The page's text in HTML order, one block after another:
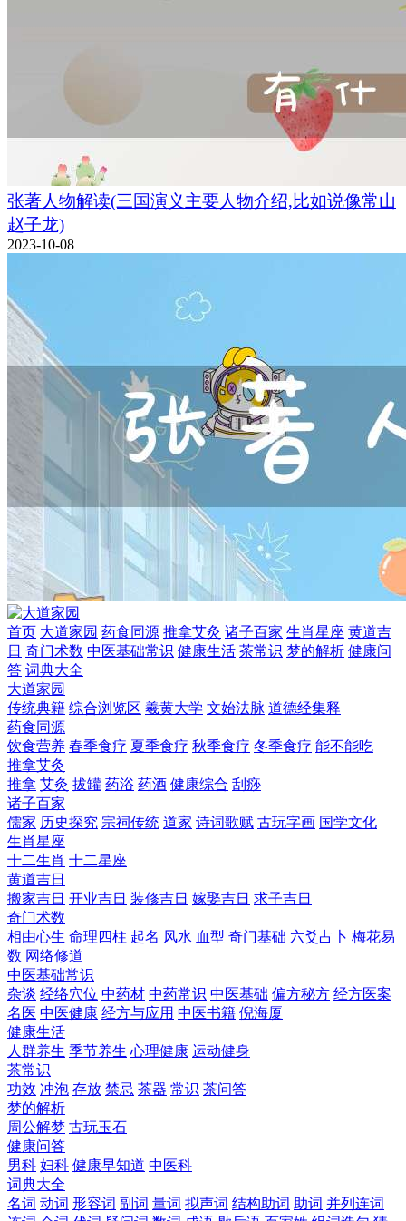
张著人物解读(三国演义主要人物介绍,比如说像常山
赵子龙)
2023-10-08
首页 大道家园 药食同源 推拿艾灸 诸子百家 生肖星座 黄道吉
日 奇门术数 中医基础常识 健康生活 茶常识 梦的解析 健康问
答 词典大全
大道家园
传统典籍 综合浏览区 羲黄大学 文始法脉 道德经集释
药食同源
饮食营养 春季食疗 夏季食疗 秋季食疗 冬季食疗 能不能吃
推拿艾灸
推拿 艾灸 拔罐 药浴 药酒 健康综合 刮痧
诸子百家
儒家 历史探究 宗祠传统 道家 诗词歌赋 古玩字画 国学文化
生肖星座
十二生肖 十二星座
黄道吉日
搬家吉日 开业吉日 装修吉日 嫁娶吉日 求子吉日
奇门术数
相由心生 命理四柱 起名 风水 血型 奇门基础 六爻占卜 梅花易
数 网络修道
中医基础常识
杂谈 经络穴位 中药材 中药常识 中医基础 偏方秘方 经方医案
名医 中医健康 经方与应用 中医书籍 倪海厦
健康生活
人群养生 季节养生 心理健康 运动健身
茶常识
功效 冲泡 存放 禁忌 茶器 常识 茶问答
梦的解析
周公解梦 古玩玉石
健康问答
男科 妇科 健康早知道 中医科
词典大全
名词 动词 形容词 副词 量词 拟声词 结构助词 助词 并列连词